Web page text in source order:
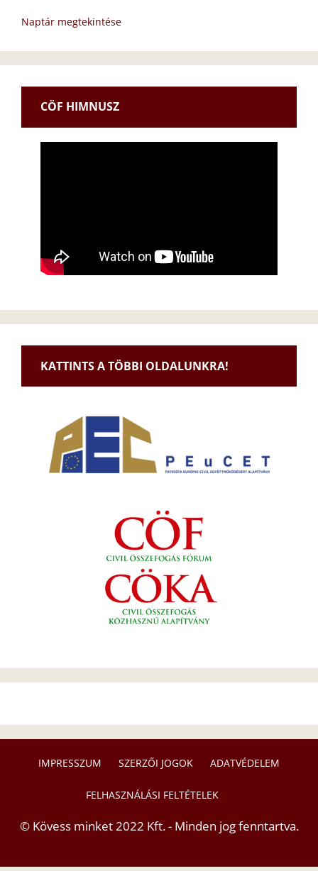
Naptár megtekintése
CÖF HIMNUSZ
KATTINTS A TÖBBI OLDALUNKRA!
IMPRESSZUM SZERZŐI JOGOK ADATVÉDELEM
FELHASZNÁLÁSI FELTÉTELEK
© Kövess minket 2022 Kft. - Minden jog fenntartva.